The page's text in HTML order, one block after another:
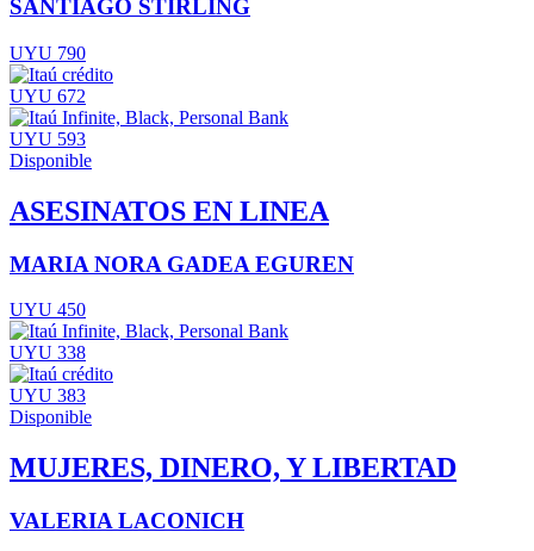
SANTIAGO STIRLING
UYU 790
UYU 672
UYU 593
Disponible
ASESINATOS EN LINEA
MARIA NORA GADEA EGUREN
UYU 450
UYU 338
UYU 383
Disponible
MUJERES, DINERO, Y LIBERTAD
VALERIA LACONICH